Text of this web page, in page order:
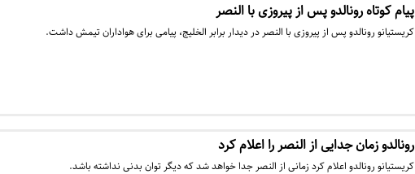
پیام کوتاه رونالدو پس از پیروزی با النصر
کریستیانو رونالدو پس از پیروزی با النصر در دیدار برابر الخلیج، پیامی برای هواداران تیمش داشت.
رونالدو زمان جدایی از النصر را اعلام کرد
کریستیانو رونالدو اعلام کرد زمانی از النصر جدا خواهد شد که دیگر توان بدنی نداشته باشد.